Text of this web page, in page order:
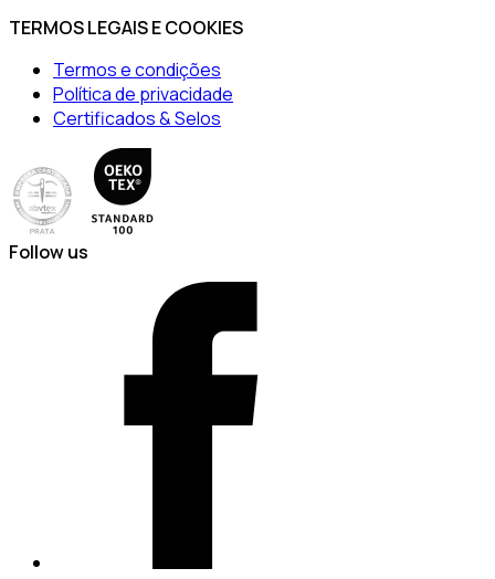
TERMOS LEGAIS E COOKIES
Termos e condições
Política de privacidade
Certificados & Selos
Follow us